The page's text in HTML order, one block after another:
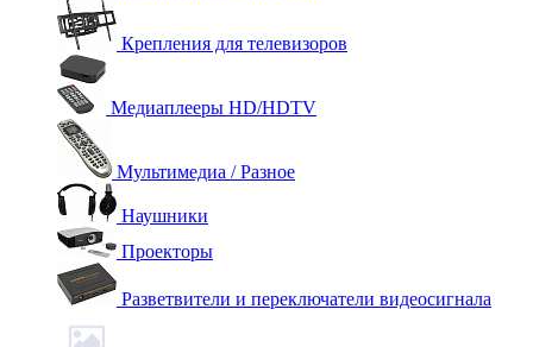
Крепления для телевизоров
Медиаплееры HD/HDTV
Мультимедиа / Разное
Наушники
Проекторы
Разветвители и переключатели видеосигнала